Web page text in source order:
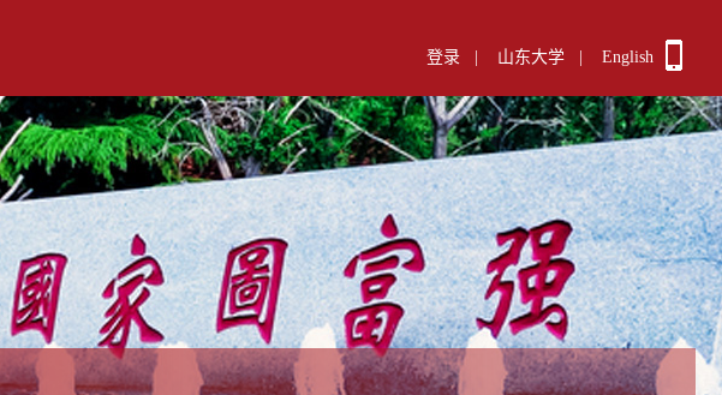
登录 山东大学 English